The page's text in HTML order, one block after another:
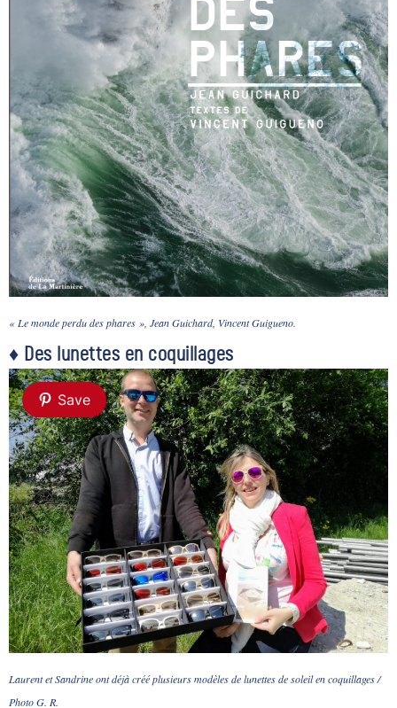
« Le monde perdu des phares », Jean Guichard, Vincent Guigueno.
♦ Des lunettes en coquillages
Save
Laurent et Sandrine ont déjà créé plusieurs modèles de lunettes de soleil en coquillages /
Photo G. R.